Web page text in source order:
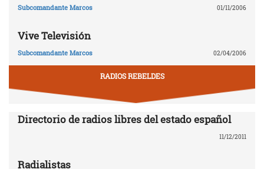
Subcomandante Marcos 01/11/2006
Vive Televisión
Subcomandante Marcos 02/04/2006
RADIOS REBELDES
Directorio de radios libres del estado español
11/12/2011
Radialistas